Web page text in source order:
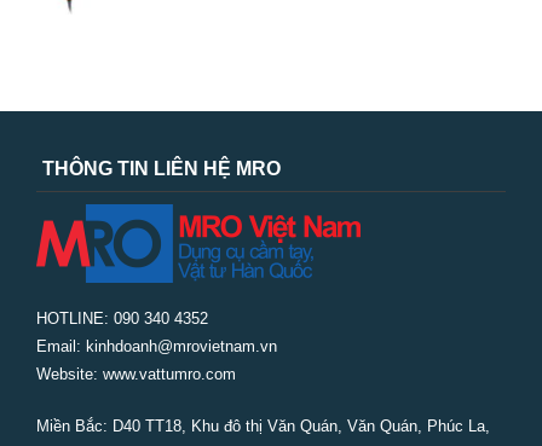
THÔNG TIN LIÊN HỆ MRO
HOTLINE: 090 340 4352
Email: kinhdoanh@mrovietnam.vn
Website: www.vattumro.com
Miền Bắc: D40 TT18, Khu đô thị Văn Quán, Văn Quán, Phúc La,